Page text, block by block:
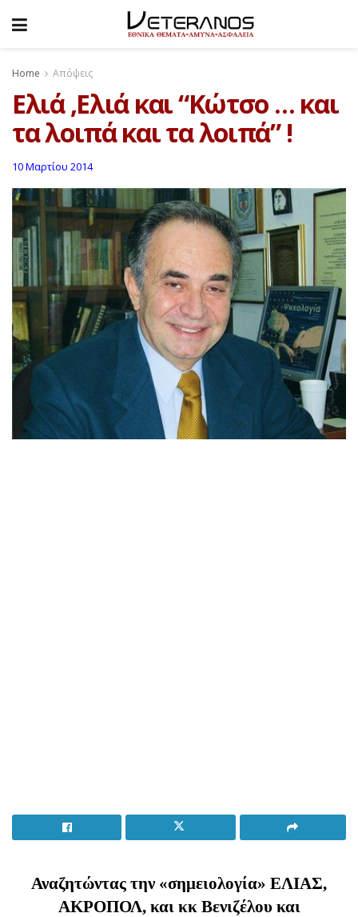
Home Απόψεις
Eλιά ,Ελιά και “Κώτσο … και
τα λοιπά και τα λοιπά” !
10 Μαρτίου 2014
Αναζητώντας την «σημειολογία» ΕΛΙΑΣ,
ΑΚΡΟΠΟΛ, και κκ Βενιζέλου και